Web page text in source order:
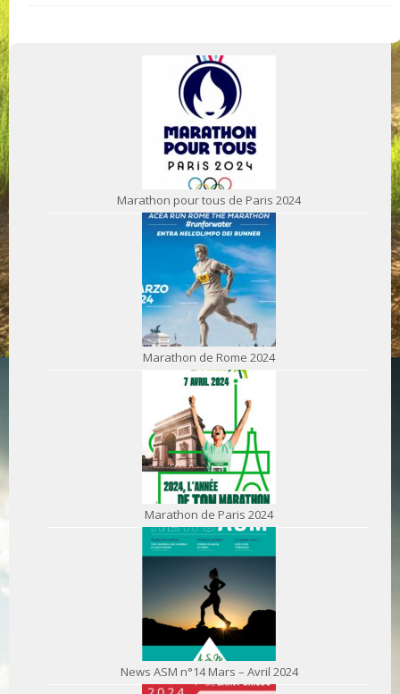
Marathon pour tous de Paris 2024
Marathon de Rome 2024
Marathon de Paris 2024
News ASM n°14 Mars – Avril 2024